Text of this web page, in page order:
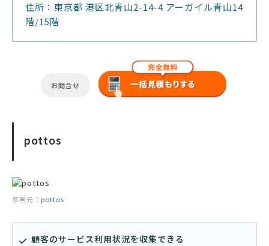
住所：東京都 港区北青山2-14-4 アーガイル青山14
階/15階
お問合せ
pottos
参照元： pottos
顧客のサービス利用状況を収集できる